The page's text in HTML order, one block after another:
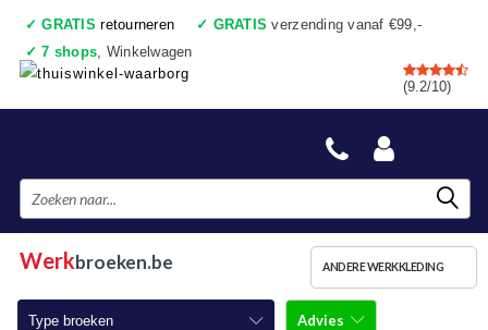
✓ GRATIS retourneren ✓ GRATIS verzending vanaf €99,-
✓ 7 shops, Winkelwagen
✓Voor 17:00 uur besteld, vandaag verzonden
✓Achteraf betalen ✓Ook een échte winkel
(9.2/10)
Werkbroeken.be ANDERE WERKKLEDING
Type broeken Advies